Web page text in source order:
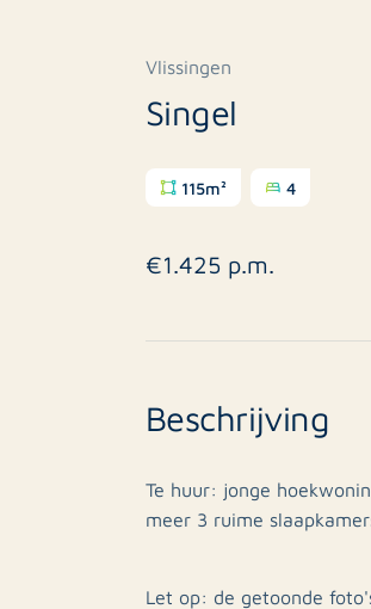
Vlissingen
Singel
115m² 4
€1.425 p.m.
Beschrijving
Te huur: jonge
meer 3 ruime
Let op: de getoonde